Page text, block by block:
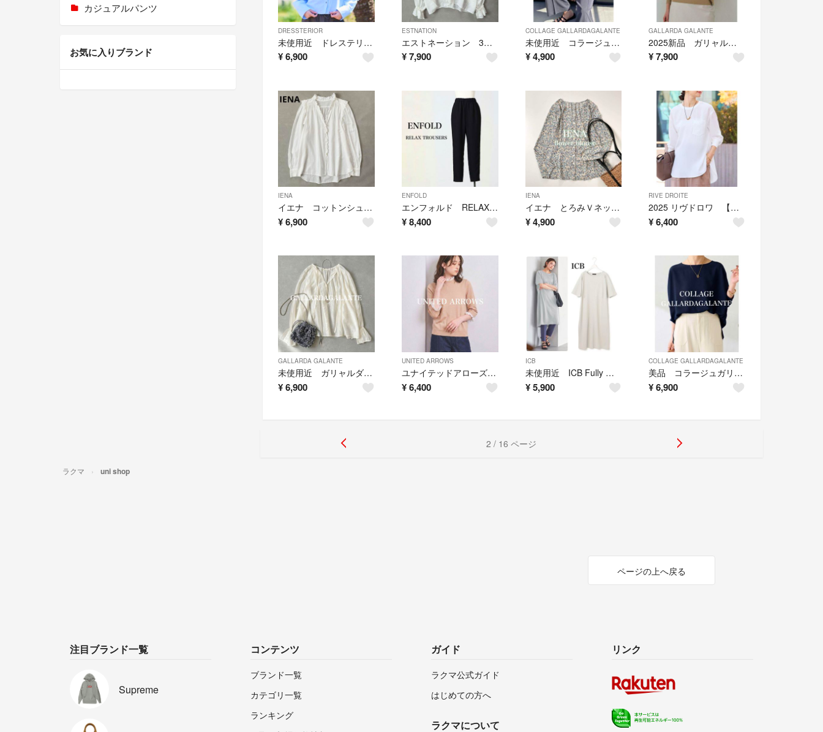
DRESSTERIOR
未使用近 ドレステリア フリルカラーオックスブラウス ブルー
¥6,900
ESTNATION
エストネーション 3万円 フリルスキッパーブラウス ホワイト
¥7,900
COLLAGE GALLARDAGALANTE
未使用近 コラージュガリャルダガランテ アノラックシアーシャツ 前後2WAY
¥ 4,900
GALLARDA GALANTE
2025新品 ガリャルダガランテ アイシーコットンクルーネックニット
¥7,900
IENA
イエナ コットンシュリンクフリルブラウス
¥6,900
ENFOLD
エンフォルド RELAX TROUSERS リラックストラウザーズパンツ
¥8,400
IENA
イエナ とろみＶネックフラワーブラウス
¥ 4,900
RIVE DROITE
2025 リヴドロワ 【冷房・日焼け対策◎】ジョーゼットポケットブラウス
¥6,400
GALLARDA GALANTE
未使用近 ガリャルダガランテ シアーリボンブラウス
¥6,900
UNITED ARROWS
ユナイテッドアローズ レース4WAYニット 6SL
¥6,400
ICB
未使用近 ICB Fully ワンピース ライトグレー
¥ 5,900
COLLAGE GALLARDAGALANTE
美品 コラージュガリャルダガランテ ジャージ袖リブブラウス ネイビー
¥6,900
2 / 16 ページ
カジュアルパンツ
お気に入りブランド
ラクマ uni shop
ページの上へ戻る
注目ブランド一覧
Supreme
コンテンツ
ブランド一覧
カテゴリ一覧
ランキング
ガイド
ラクマ公式ガイド
はじめての方へ
ラクマについて
リンク